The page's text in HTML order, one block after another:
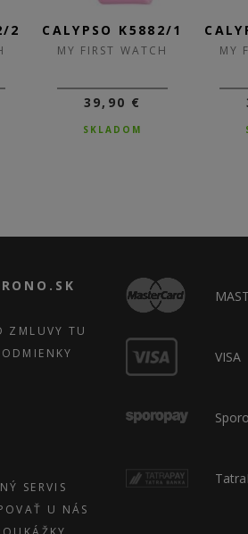
2 CALYPSO K5882/1
MY FIRST WATCH
39,90 €
SKLADOM
MY
ZMLUVY TU
SERVIS
U NÁS
VISA